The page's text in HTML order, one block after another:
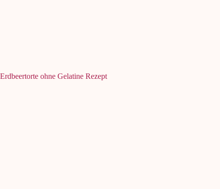
Erdbeertorte ohne Gelatine Rezept